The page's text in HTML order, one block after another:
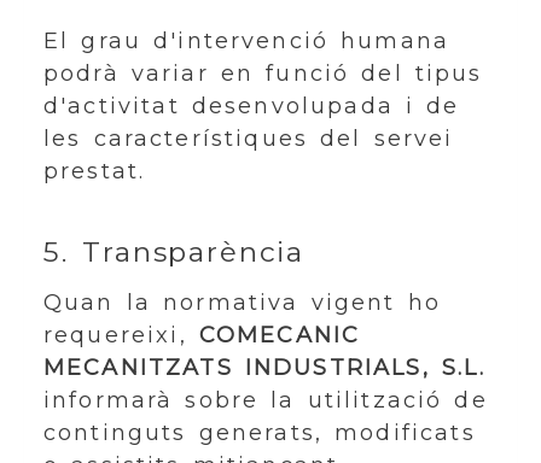
El grau d'intervenció humana
podrà variar en funció del tipus
d'activitat desenvolupada i de
les característiques del servei
prestat.
5. Transparència
Quan la normativa vigent ho
requereixi, COMECANIC
MECANITZATS INDUSTRIALS, S.L.
informarà sobre la utilització de
continguts generats, modificats